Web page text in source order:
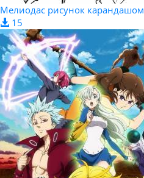
Мелиодас рисунок карандашом
15